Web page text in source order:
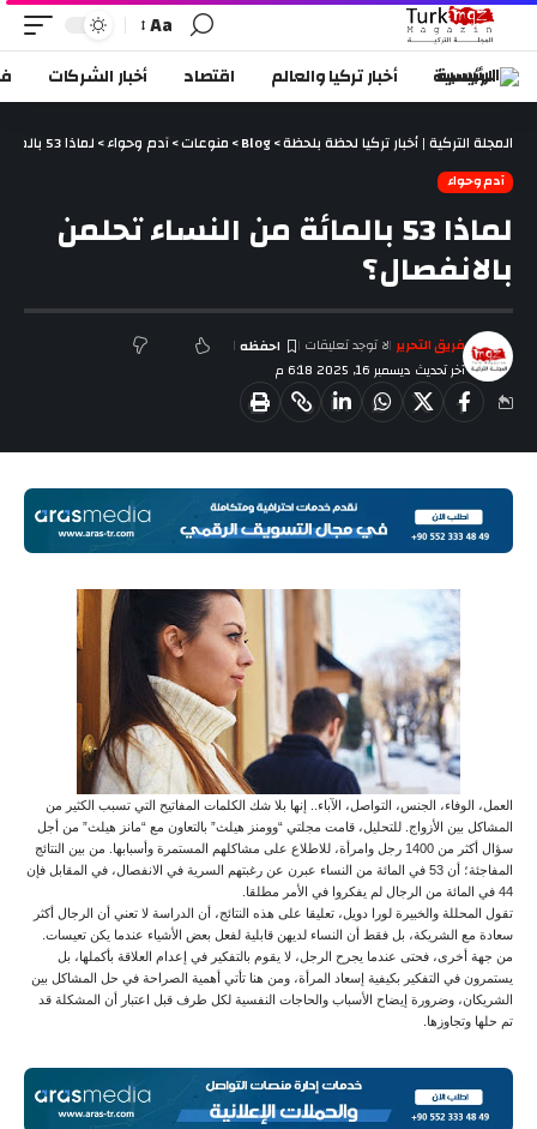
Aa
الرئيسية أخبار تركيا والعالم اقتصاد أخبار الشركات
المجلة التركية | أخبار تركيا لحظة بلحظة>
Blog
>منوعات>آدم وحواء>لماذا 53 بالمائة من النساء تحلمن بالانفصال؟
آدم وحواء
لماذا 53 بالمائة من النساء تحلمن
بالانفصال؟
آخر تحديث ديسمبر 16, 2025 6:18 م
فريق التحرير لا توجد تعليقات
العمل، الوفاء، الجنس، التواصل، الآباء.. إنها بلا شك الكلمات المفاتيح التي تسبب الكثير من
المشاكل بين الأزواج. للتحليل، قامت مجلتي “وومنز هيلث” بالتعاون مع “مانز هيلث” من أجل
سؤال أكثر من 1400 رجل وامرأة، للاطلاع على مشاكلهم المستمرة وأسبابها. من بين النتائج
المفاجئة؛ أن 53 في المائة من النساء عبرن عن رغبتهم السرية في الانفصال، في المقابل فإن
44 في المائة من الرجال لم يفكروا في الأمر مطلقا.
تقول المحللة والخبيرة لورا دويل، تعليقا على هذه النتائج، أن الدراسة لا تعني أن الرجال أكثر
سعادة مع الشريكة، بل فقط أن النساء لديهن قابلية لفعل بعض الأشياء عندما يكن تعيسات.
من جهة أخرى، فحتى عندما يجرح الرجل، لا يقوم بالتفكير في إعدام العلاقة بأكملها، بل
يستمرون في التفكير بكيفية إسعاد المرأة، ومن هنا تأتي أهمية الصراحة في حل المشاكل بين
الشريكان، وضرورة إيضاح الأسباب والحاجات النفسية لكل طرف قبل اعتبار أن المشكلة قد
تم حلها وتجاوزها.